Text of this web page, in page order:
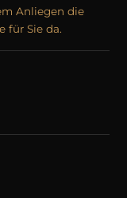
Anliegen die
für Sie da.